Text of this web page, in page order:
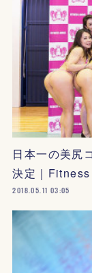
日本一の美尻
決定｜
2018.05.11 03:05